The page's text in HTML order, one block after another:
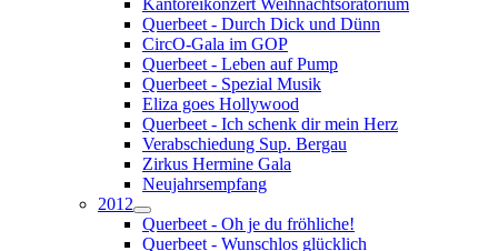
Kantoreikonzert Weihnachtsoratorium
Querbeet - Durch Dick und Dünn
CircO-Gala im GOP
Querbeet - Leben auf Pump
Querbeet - Spezial Musik
Eliza goes Hollywood
Querbeet - Ich schenk dir mein Herz
Verabschiedung Sup. Bergau
Zirkus Hermine Gala
Neujahrsempfang
2012
Querbeet - Oh je du fröhliche!
Querbeet - Wunschlos glücklich